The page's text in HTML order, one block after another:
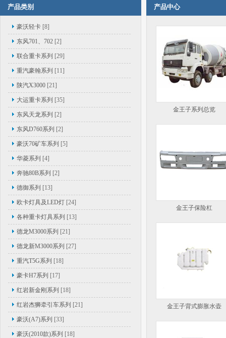
产品类别
豪沃轻卡 [8]
东风701、702 [2]
联合重卡系列 [29]
重汽豪翰系列 [11]
陕汽X3000 [21]
大运重卡系列 [35]
东风天龙系列 [2]
东风D760系列 [2]
豪沃70矿车系列 [5]
华菱系列 [4]
奔驰80B系列 [2]
德御系列 [13]
欧卡灯具及LED灯 [24]
各种重卡灯具系列 [13]
德龙M3000系列 [21]
德龙新M3000系列 [27]
重汽T5G系列 [18]
豪卡H7系列 [17]
红岩新金刚系列 [18]
红岩杰狮牵引车系列 [21]
豪沃(A7)系列 [33]
豪沃(2010款)系列 [18]
产品中心
金王子系列总览
金王子保险杠
金王子背式膨胀水壶